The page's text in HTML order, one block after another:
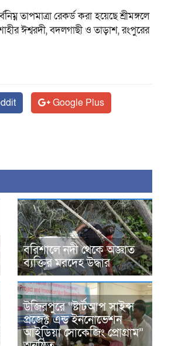
তাপমাত্রা রেকর্ড করা হয়েছে শ্রীমঙ্গলে
ঈশ্বরদী, বদলগাছী ও তাড়াশ, রংপুরের
Google Plus
বরিশালে নদী থেকে অজ্ঞাত
ব্যক্তির মরদেহ উদ্ধার
উজিরপুরে “ষ্টার্টআপ সাইন্স
প্রজেক্ট এন্ড ইননোভেশন
আইডিয়া সোকেজিং প্রোগ্রাম”